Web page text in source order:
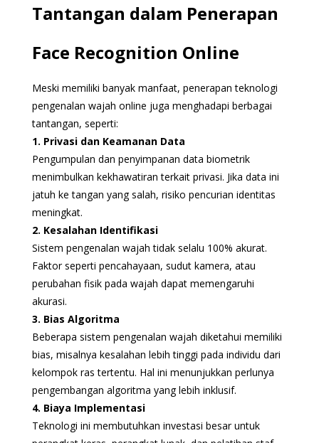
Tantangan dalam Penerapan
Face Recognition Online
Meski memiliki banyak manfaat, penerapan teknologi
pengenalan wajah online juga menghadapi berbagai
tantangan, seperti:
1. Privasi dan Keamanan Data
Pengumpulan dan penyimpanan data biometrik
menimbulkan kekhawatiran terkait privasi. Jika data ini
jatuh ke tangan yang salah, risiko pencurian identitas
meningkat.
2. Kesalahan Identifikasi
Sistem pengenalan wajah tidak selalu 100% akurat.
Faktor seperti pencahayaan, sudut kamera, atau
perubahan fisik pada wajah dapat memengaruhi
akurasi.
3. Bias Algoritma
Beberapa sistem pengenalan wajah diketahui memiliki
bias, misalnya kesalahan lebih tinggi pada individu dari
kelompok ras tertentu. Hal ini menunjukkan perlunya
pengembangan algoritma yang lebih inklusif.
4. Biaya Implementasi
Teknologi ini membutuhkan investasi besar untuk